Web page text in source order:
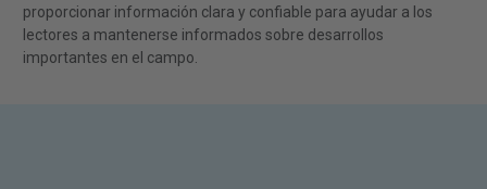
proporcionar información clara y confiable para ayudar a los
lectores a mantenerse informados sobre desarrollos
importantes en el campo.